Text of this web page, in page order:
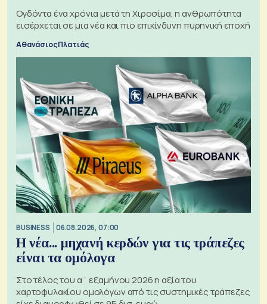
Ογδόντα ένα χρόνια μετά τη Χιροσίμα, η ανθρωπότητα
εισέρχεται σε μια νέα και πιο επικίνδυνη πυρηνική εποχή
Αθανάσιος Πλατιάς
BUSINESS 06.08.2026, 07:00
Η νέα... μηχανή κερδών για τις τράπεζες
είναι τα ομόλογα
Στο τέλος του α΄ εξαμήνου 2026 η αξία του
χαρτοφυλακίου ομολόγων από τις συστημικές τράπεζες